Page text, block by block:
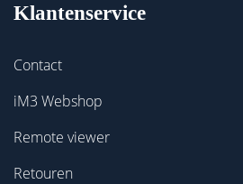
Klantenservice
Contact
iM3 Webshop
Remote viewer
Retouren